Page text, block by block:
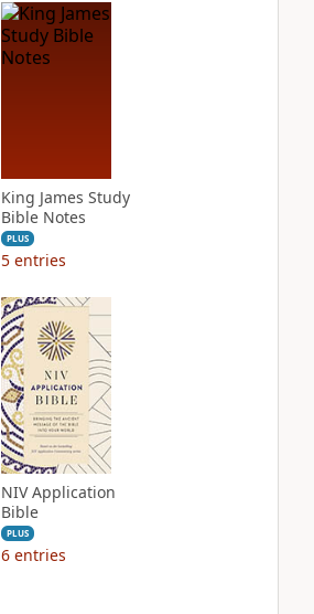
King James Study
Bible Notes
PLUS
5 entries
NIV Application
Bible
PLUS
6 entries